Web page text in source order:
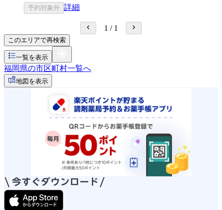
予約対象外 詳細
1 / 1
このエリアで再検索
一覧を表示
福岡県の市区町村一覧へ
地図を表示